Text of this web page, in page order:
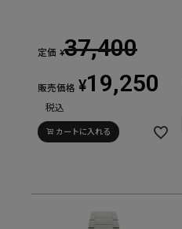
定価 ¥37,400
販売価格 ¥19,250
税込
カートに入れる